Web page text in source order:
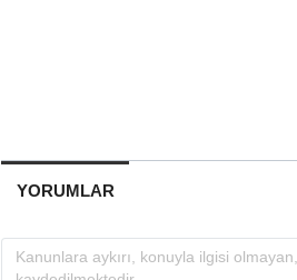
YORUMLAR